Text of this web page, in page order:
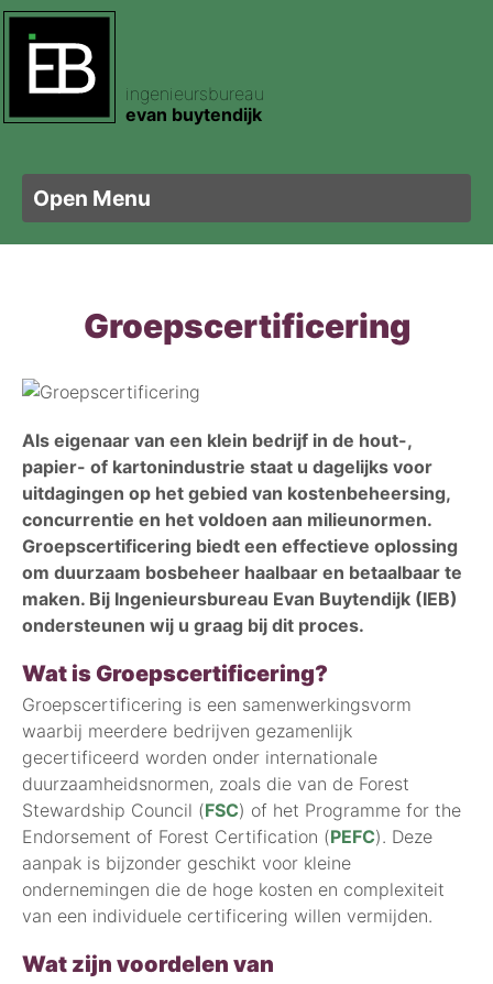
ingenieursbureau
evan buytendijk
Open Menu
certificering
certificering
Hout
Groepscertificering
Als eigenaar van een klein bedrijf in de hout-,
papier- of kartonindustrie staat u dagelijks voor
uitdagingen op het gebied van kostenbeheersing,
concurrentie en het voldoen aan milieunormen.
Groepscertificering biedt een effectieve oplossing
om duurzaam bosbeheer haalbaar en betaalbaar te
maken. Bij Ingenieursbureau Evan Buytendijk (IEB)
ondersteunen wij u graag bij dit proces.
Wat is Groepscertificering?
Groepscertificering is een samenwerkingsvorm
waarbij meerdere bedrijven gezamenlijk
gecertificeerd worden onder internationale
duurzaamheidsnormen, zoals die van de Forest
Stewardship Council (FSC) of het Programme for the
Endorsement of Forest Certification (PEFC). Deze
aanpak is bijzonder geschikt voor kleine
ondernemingen die de hoge kosten en complexiteit
van een individuele certificering willen vermijden.
Wat zijn voordelen van